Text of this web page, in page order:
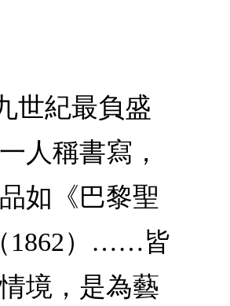
世紀最負盛
人稱書寫，
如《巴黎聖
1862）……皆
境，是為藝